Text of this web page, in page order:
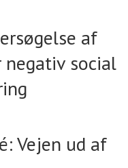
af
social
Vejen ud af